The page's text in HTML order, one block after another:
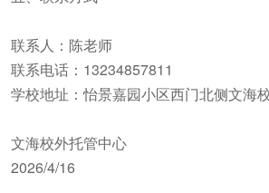
联系人：陈老师
联系电话：13234857811
学校地址：怡景嘉园小区西门北侧文海
文海校外托管中心
2026/4/16